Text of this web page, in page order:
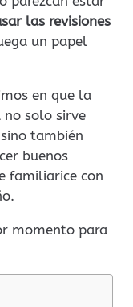
las revisiones
un papel
en que la
solo sirve
también
buenos
familiarice con
momento para